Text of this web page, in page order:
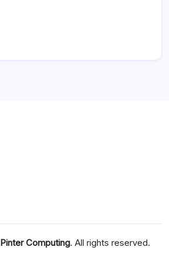
Pinter Computing. All rights reserved.